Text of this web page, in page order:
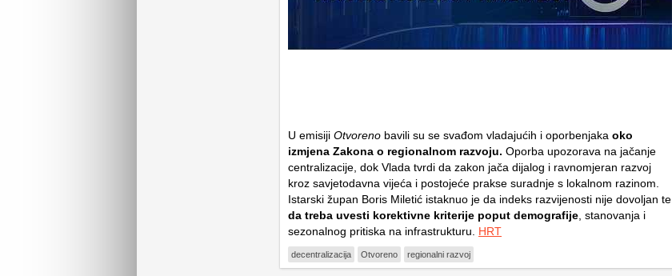
U emisiji Otvoreno bavili su se svađom vladajućih i oporbenjaka oko
izmjena Zakona o regionalnom razvoju. Oporba upozorava na jačanje
centralizacije, dok Vlada tvrdi da zakon jača dijalog i ravnomjeran razvoj
kroz savjetodavna vijeća i postojeće prakse suradnje s lokalnom razinom.
Istarski župan Boris Miletić istaknuo je da indeks razvijenosti nije dovoljan te
da treba uvesti korektivne kriterije poput demografije , stanovanja i
sezonalnog pritiska na infrastrukturu. HRT
decentralizacija Otvoreno regionalni razvoj